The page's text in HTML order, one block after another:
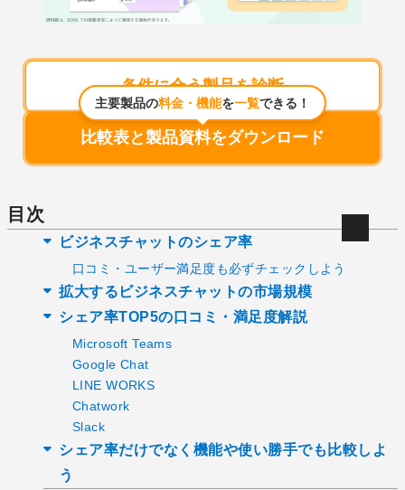
条件に合う製品を診断
主要製品の料金・機能を一覧できる！
比較表と製品資料をダウンロード
目次
ビジネスチャットのシェア率
口コミ・ユーザー満足度も必ずチェックしよう
拡大するビジネスチャットの市場規模
シェア率TOP5の口コミ・満足度解説
Microsoft Teams
Google Chat
LINE WORKS
Chatwork
Slack
シェア率だけでなく機能や使い勝手でも比較しよ
う